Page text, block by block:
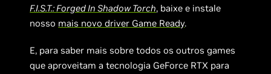
F.I.S.T.: Forged In Shadow Torch, baixe e instale
nosso mais novo driver Game Ready.
E, para saber mais sobre todos os outros games
que aproveitam a tecnologia GeForce RTX para